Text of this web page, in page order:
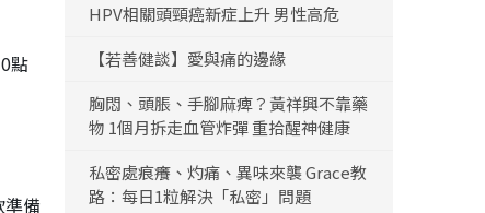
點
備
HPV相關頭頸癌新症上升 男性高危
【若善健談】愛與痛的邊緣
胸悶、頭脹、手腳麻痺？黃祥興不靠藥
物 1個月拆走血管炸彈 重拾醒神健康
私密處痕癢、灼痛、異味來襲 Grace教
路：每日1粒解決「私密」問題